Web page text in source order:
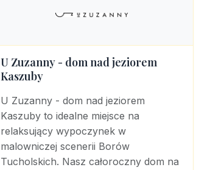
U Zuzanny - dom nad jeziorem
Kaszuby
U Zuzanny - dom nad jeziorem
Kaszuby to idealne miejsce na
relaksujący wypoczynek w
malowniczej scenerii Borów
Tucholskich. Nasz całoroczny dom na